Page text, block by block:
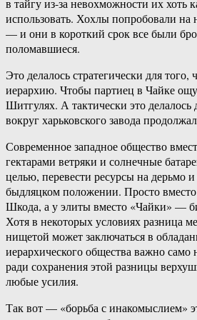
в тайгу из-за невохможности их хоть
использовать. Хохлы попробовали на
— и они в короткий срок все были
поломавшиеся.
Это делалось стратегически для того,
иерархию. Чтобы партиец в Чайке
Шитгулях. А тактически это делалось
вокруг харьковского завода
Современное западное общество
гектарами ветряки и солнечные
целью, перевести ресурсы на дерьмо
быдляцком положении. Просто
Шкода, а у элиты вместо «Чайки» —
Хотя в некоторых условиях разница
нищетой может заключаться в
иерархического общества важно
ради сохранения этой разницы
любые усилия.
Так вот — «борьба с инакомыслием»